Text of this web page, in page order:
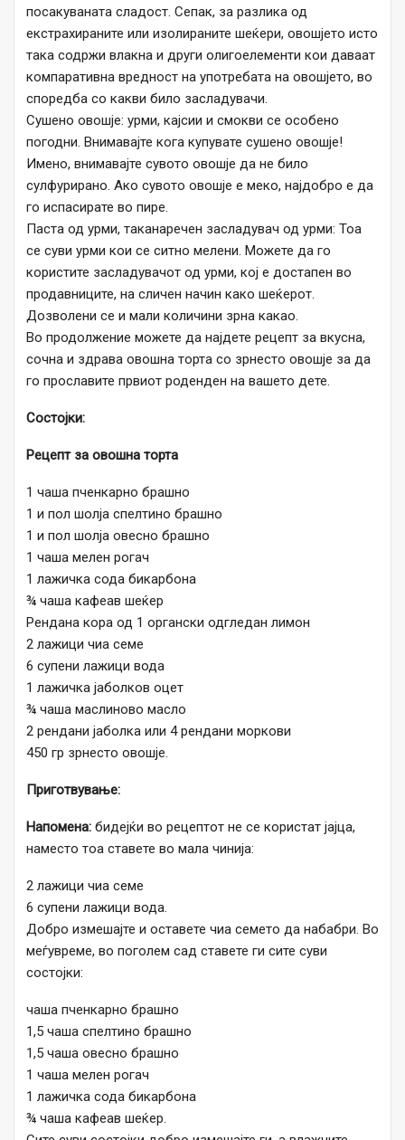
посакуваната сладост. Сепак, за разлика од
екстрахираните или изолираните шеќери, овошјето исто
така содржи влакна и други олигоелементи кои даваат
компаративна вредност на употребата на овошјето, во
споредба со какви било засладувачи.
Сушено овошје: урми, кајсии и смокви се особено
погодни. Внимавајте кога купувате сушено овошје!
Имено, внимавајте сувото овошје да не било
сулфурирано. Ако сувото овошје е меко, најдобро е да
го испасирате во пире.
Паста од урми, таканаречен засладувач од урми: Тоа
се суви урми кои се ситно мелени. Можете да го
користите засладувачот од урми, кој е достапен во
продавниците, на сличен начин како шеќерот.
Дозволени се и мали количини зрна какао.
Во продолжение можете да најдете рецепт за вкусна,
сочна и здрава овошна торта со зрнесто овошје за да
го прославите првиот роденден на вашето дете.
Состојки:
Рецепт за овошна торта
1 чаша пченкарно брашно
1 и пол шолја спелтино брашно
1 и пол шолја овесно брашно
1 чаша мелен рогач
1 лажичка сода бикарбона
¾ чаша кафеав шеќер
Рендана кора од 1 органски одгледан лимон
2 лажици чиа семе
6 супени лажици вода
1 лажичка јаболков оцет
¾ чаша маслиново масло
2 рендани јаболка или 4 рендани моркови
450 гр зрнесто овошје.
Приготвување:
Напомена: бидејќи во рецептот не се користат јајца,
наместо тоа ставете во мала чинија:
2 лажици чиа семе
6 супени лажици вода.
Добро измешајте и оставете чиа семето да набабри. Во
меѓувреме, во поголем сад ставете ги сите суви
состојки:
чаша пченкарно брашно
1,5 чаша спелтино брашно
1,5 чаша овесно брашно
1 чаша мелен рогач
1 лажичка сода бикарбона
¾ чаша кафеав шеќер.